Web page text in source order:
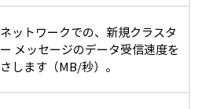
ネットワークでの、新規クラスタ
ー メッセージのデータ受信速度を
さします（MB/秒）。